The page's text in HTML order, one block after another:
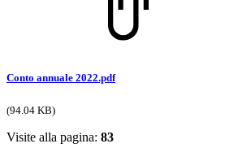
Conto annuale 2022.pdf
(94.04 KB)
Visite alla pagina: 83